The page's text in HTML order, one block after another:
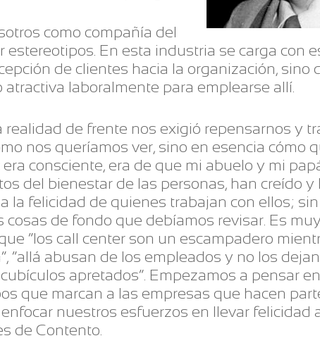
como compañía del
estereotipos. En esta industria se carga con
de clientes hacia la organización, sino
laboralmente para emplearse allí.
realidad de frente nos exigió repensarnos y
nos queríamos ver, sino en esencia cómo
era consciente, era de que mi abuelo y mi
del bienestar de las personas, han creído y
la felicidad de quienes trabajan con ellos;
cosas de fondo que debíamos revisar. Es
“los call center son un escampadero
“allá abusan de los empleados y no los
apretados”. Empezamos a pensar
que marcan a las empresas que hacen
nuestros esfuerzos en llevar felicidad
de Contento.